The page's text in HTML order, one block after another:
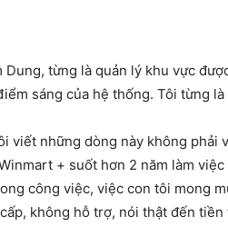
từng là quản lý khu vực
sáng của hệ thống. Tôi từng là
viết những dòng này không
+ suốt hơn 2 năm làm
công việc, việc con tôi mong
không hỗ trợ, nói thật đến